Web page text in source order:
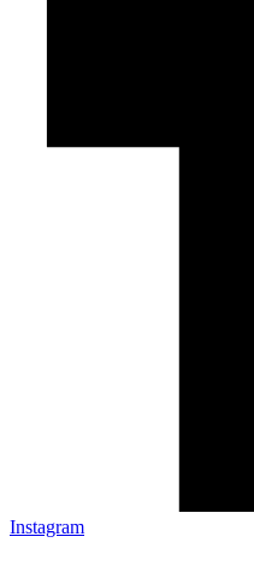
Instagram